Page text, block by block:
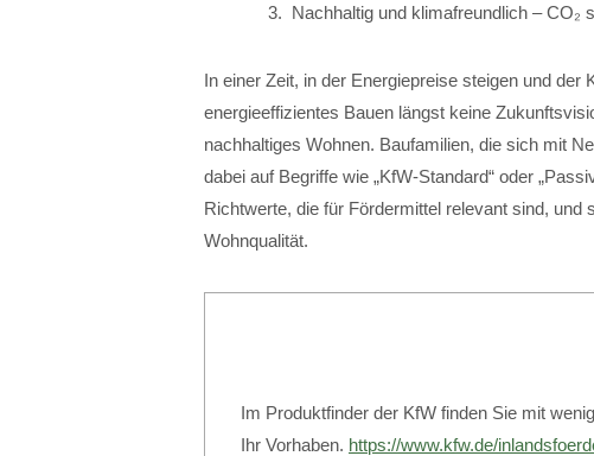
Nachhaltig und klimafreundlich – CO₂
In einer Zeit, in der Energiepreise steigen und
energieeffizientes Bauen längst keine
nachhaltiges Wohnen. Baufamilien, die sich mit
dabei auf Begriffe wie „KfW-Standard“ oder
Richtwerte, die für Fördermittel relevant sind,
Wohnqualität.
Im Produktfinder der KfW finden Sie mit
Ihr Vorhaben. https://www.kfw.de/